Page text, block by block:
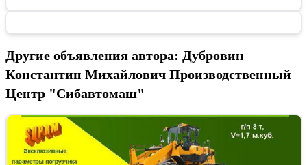
Другие объявления автора: Дубровин
Константин Михайлович Производственный
Центр "Сибавтомаш"